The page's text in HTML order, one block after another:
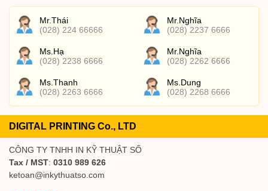
Mr.Thái
(028) 224 66666
Mr.Nghĩa
(028) 2237 6666
Ms.Hạ
(028) 2238 6666
Mr.Nghĩa
(028) 2262 6666
Ms.Thanh
(028) 2263 6666
Ms.Dung
(028) 2268 6666
DIGITAL PRINTING Co., LTD
CÔNG TY TNHH IN KỸ THUẬT SỐ
Tax / MST: 0310 989 626
ketoan@inkythuatso.com